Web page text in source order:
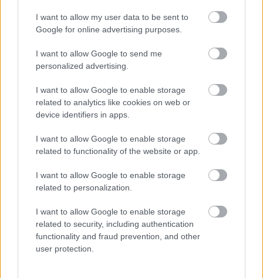
I want to allow my user data to be sent to
Google for online advertising purposes.
I want to allow Google to send me
personalized advertising.
I want to allow Google to enable storage
related to analytics like cookies on web or
device identifiers in apps.
I want to allow Google to enable storage
related to functionality of the website or app.
I want to allow Google to enable storage
related to personalization.
I want to allow Google to enable storage
related to security, including authentication
functionality and fraud prevention, and other
user protection.
például arról, miként kapott szárnyra anno
Sapkowski bátyánk írói karrierje, valamint röpke
francia művész a kötet felettébb tetszetős
látványvilágát Ugo Penson társaságában, a XV.